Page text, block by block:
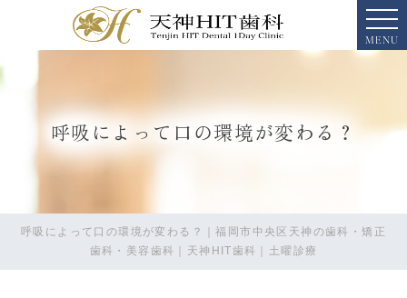
MENU
呼吸によって口の環境が変わる？
呼吸によって口の環境が変わる？｜福岡市中央区天神の歯科・矯正
歯科・美容歯科｜天神HIT歯科｜土曜診療